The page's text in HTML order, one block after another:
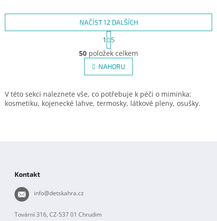
O
v
l
á
a
c
NAČÍST 12 DALŠÍCH
S
t
r
á
n
k
v
á
n
1
5
50 položek celkem
NAHORU
V této sekci naleznete vše, co potřebuje k péči o miminka:
kosmetiku, kojenecké lahve, termosky, látkové pleny, osušky.
Kontakt
info@detskahra.cz
Tovární 316, CZ-537 01 Chrudim